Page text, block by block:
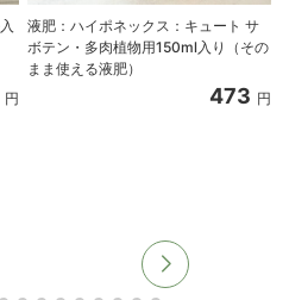
円
液肥：ハイポネックス：キュート サ
ボテン・多肉植物用150ml入り（その
まま使える液肥）
473 円